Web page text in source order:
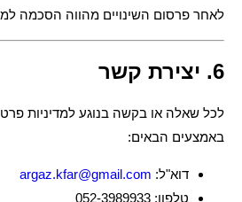
לאחר פרסום השינויים מהווה הסכמה
6. יצירת קשר
לכל שאלה או בקשה בנוגע למדיניות
באמצעים הבאים:
דוא"ל: argaz.kfar@gmail.com
טלפון: 052-3989933